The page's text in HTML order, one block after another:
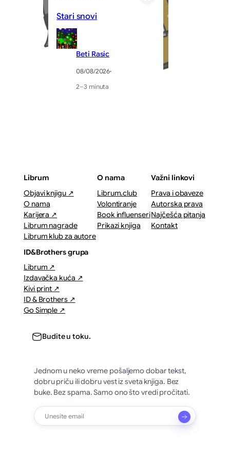
Stari snovi
Beti Rasic
08/08/2026·
2–3 minuta
Librum
Objavi knjigu ↗
O nama
Karijera ↗
Librum nagrade
Librum klub za autore
O nama
Librum.club
Volontiranje
Book influenseri
Prikazi knjiga
Važni linkovi
Prava i obaveze
Autorska prava
Najčešća pitanja
Kontakt
ID&Brothers grupa
Librum ↗
Izdavačka kuća ↗
Kivi print ↗
ID & Brothers ↗
Go Simple ↗
Budite u toku.
Jednom u neko vreme pošaljemo dobar tekst,
dobru priču ili dobru vest iz sveta knjiga. Bez
buke. Bez spama. Samo ono što vredi pročitati.